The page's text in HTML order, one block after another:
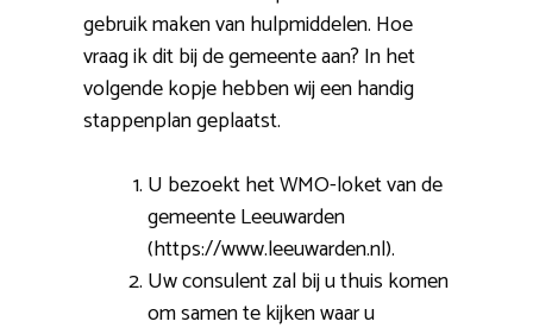
gebruik maken van hulpmiddelen. Hoe
vraag ik dit bij de gemeente aan? In het
volgende kopje hebben wij een handig
stappenplan geplaatst.
U bezoekt het WMO-loket van de
gemeente Leeuwarden
(https://www.leeuwarden.nl).
Uw consulent zal bij u thuis komen
om samen te kijken waar u